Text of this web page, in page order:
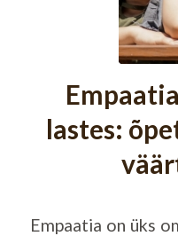
lastes:
Empaatia on üks